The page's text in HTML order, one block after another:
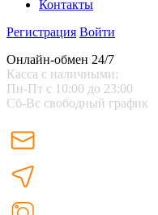
Контакты
Регистрация Войти
Онлайн-обмен 24/7
Касса с наличными:
Пн-Пт с 10:00 до 23:00
Сб-Вс свободный график